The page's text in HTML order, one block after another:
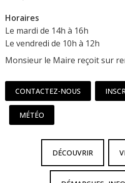
Horaires
Le mardi de 14h à 16h
Le vendredi de 10h à 12h
Monsieur le Maire reçoit sur
CONTACTEZ-NOUS
MÉTÉO
DÉCOUVRIR